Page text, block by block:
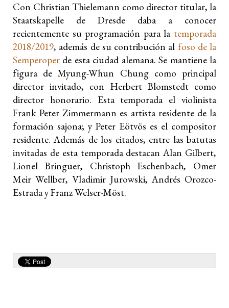
Con Christian Thielemann como director titular, la
Staatskapelle de Dresde daba a conocer
recientemente su programación para la temporada
2018/2019, además de su contribución al foso de la
Semperoper de esta ciudad alemana. Se mantiene la
figura de Myung-Whun Chung como principal
director invitado, con Herbert Blomstedt como
director honorario. Esta temporada el violinista
Frank Peter Zimmermann es artista residente de la
formación sajona; y Peter Eötvös es el compositor
residente. Además de los citados, entre las batutas
invitadas de esta temporada destacan Alan Gilbert,
Lionel Bringuer, Christoph Eschenbach, Omer
Meir Wellber, Vladimir Jurowski, Andrés Orozco-
Estrada y Franz Welser-Möst.